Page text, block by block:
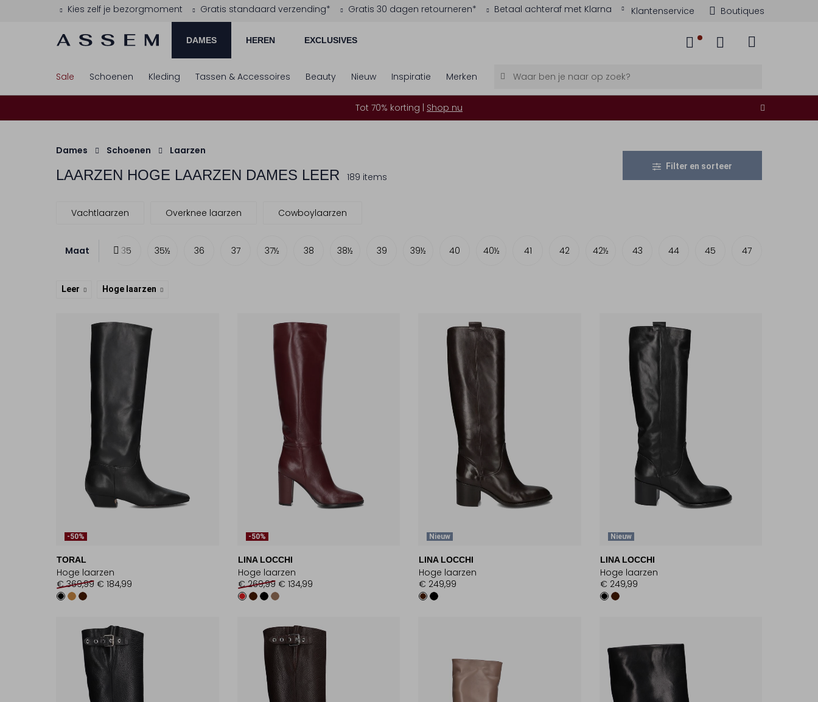
Kies zelf je bezorgmoment Gratis standaard verzending* Gratis 30 dagen retourneren* Betaal achteraf met Klarna Klantenservice Boutiques
DAMES HEREN EXCLUSIVES
Sale Schoenen Kleding Tassen & Accessoires Beauty Nieuw Inspiratie Merken
Tot 70% korting | Shop nu
Dames Schoenen Laarzen
LAARZEN HOGE LAARZEN DAMES LEER 189 items
Filter en sorteer
Vachtlaarzen Overknee laarzen Cowboylaarzen
Maat 35 35½ 36 37 37½ 38 38½ 39 39½ 40 40½ 41 42 42½ 43 44 45 47
Leer Hoge laarzen
-50%
TORAL
Hoge laarzen
€ 369,99 € 184,99
-50%
LINA LOCCHI
Hoge laarzen
€ 269,99 € 134,99
Nieuw
LINA LOCCHI
Hoge laarzen
€ 249,99
Nieuw
LINA LOCCHI
Hoge laarzen
€ 249,99